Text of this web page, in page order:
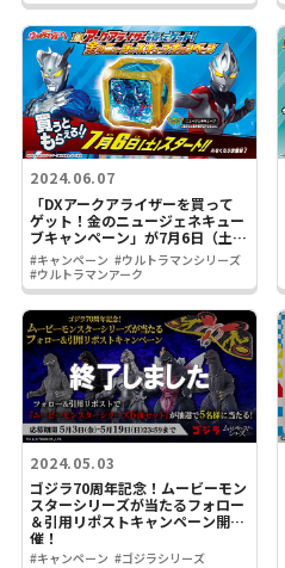
2024.06.07
「DXアークアライザーを買って
ゲット！金のニュージェネキュー
ブキャンペーン」が7月6日（土）
スタート！
#キャンペーン #ウルトラマンシリーズ
#ウルトラマンアーク
2024.05.03
ゴジラ70周年記念！ムービーモン
スターシリーズが当たるフォロー
＆引用リポストキャンペーン開
催！
#キャンペーン #ゴジラシリーズ